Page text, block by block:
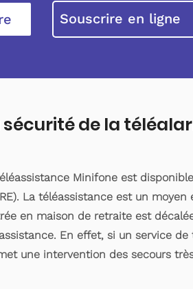
Souscrire en ligne
sécurité de la
Minifone est
La téléassistance est un
en maison de retraite est
En effet, si un service
une intervention des secours